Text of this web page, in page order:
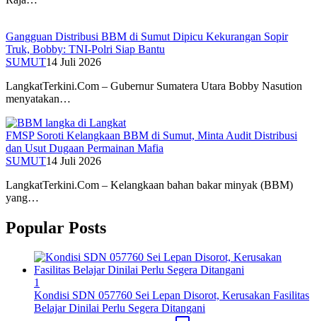
Gangguan Distribusi BBM di Sumut Dipicu Kekurangan Sopir
Truk, Bobby: TNI-Polri Siap Bantu
SUMUT14 Juli 2026
LangkatTerkini.Com – Gubernur Sumatera Utara Bobby Nasution
menyatakan…
FMSP Soroti Kelangkaan BBM di Sumut, Minta Audit Distribusi
dan Usut Dugaan Permainan Mafia
SUMUT14 Juli 2026
LangkatTerkini.Com – Kelangkaan bahan bakar minyak (BBM)
yang…
Popular Posts
1
Kondisi SDN 057760 Sei Lepan Disorot, Kerusakan Fasilitas
Belajar Dinilai Perlu Segera Ditangani